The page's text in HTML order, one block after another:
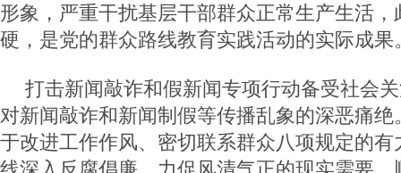
形象，严重干扰基层干部群众正常生产生活
硬，是党的群众路线教育实践活动的实际成果
打击新闻敲诈和假新闻专项行动备受社会
对新闻敲诈和新闻制假等传播乱象的深恶痛
于改进工作作风、密切联系群众八项规定的